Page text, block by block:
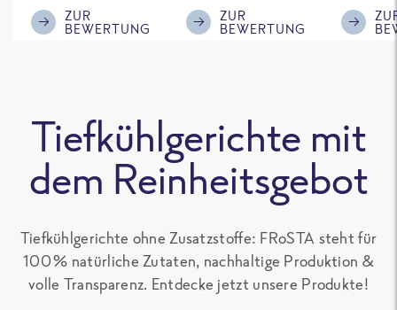
mehr erhältlich
ist!
ZUR
BEWERTUNG
ZUR
BEWERTUNG
Menge
'großen
Paprika
gern.
Tiefkühlgerichte mit
dem Reinheitsgebot
Tiefkühlgerichte ohne Zusatzstoffe: FRoSTA steht für
100 % natürliche Zutaten, nachhaltige Produktion &
volle Transparenz. Entdecke jetzt unsere Produkte!